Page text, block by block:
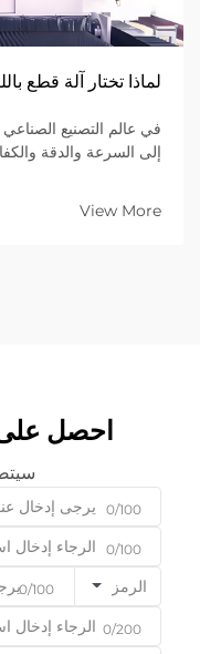
لماذا تختار آلة قطع
في عالم التصنيع
إلى السرعة والدقة
استراتيجيًّا أساسيًّا...
View More
احصل
0/100
0/100
الرمز 0/100
0/200